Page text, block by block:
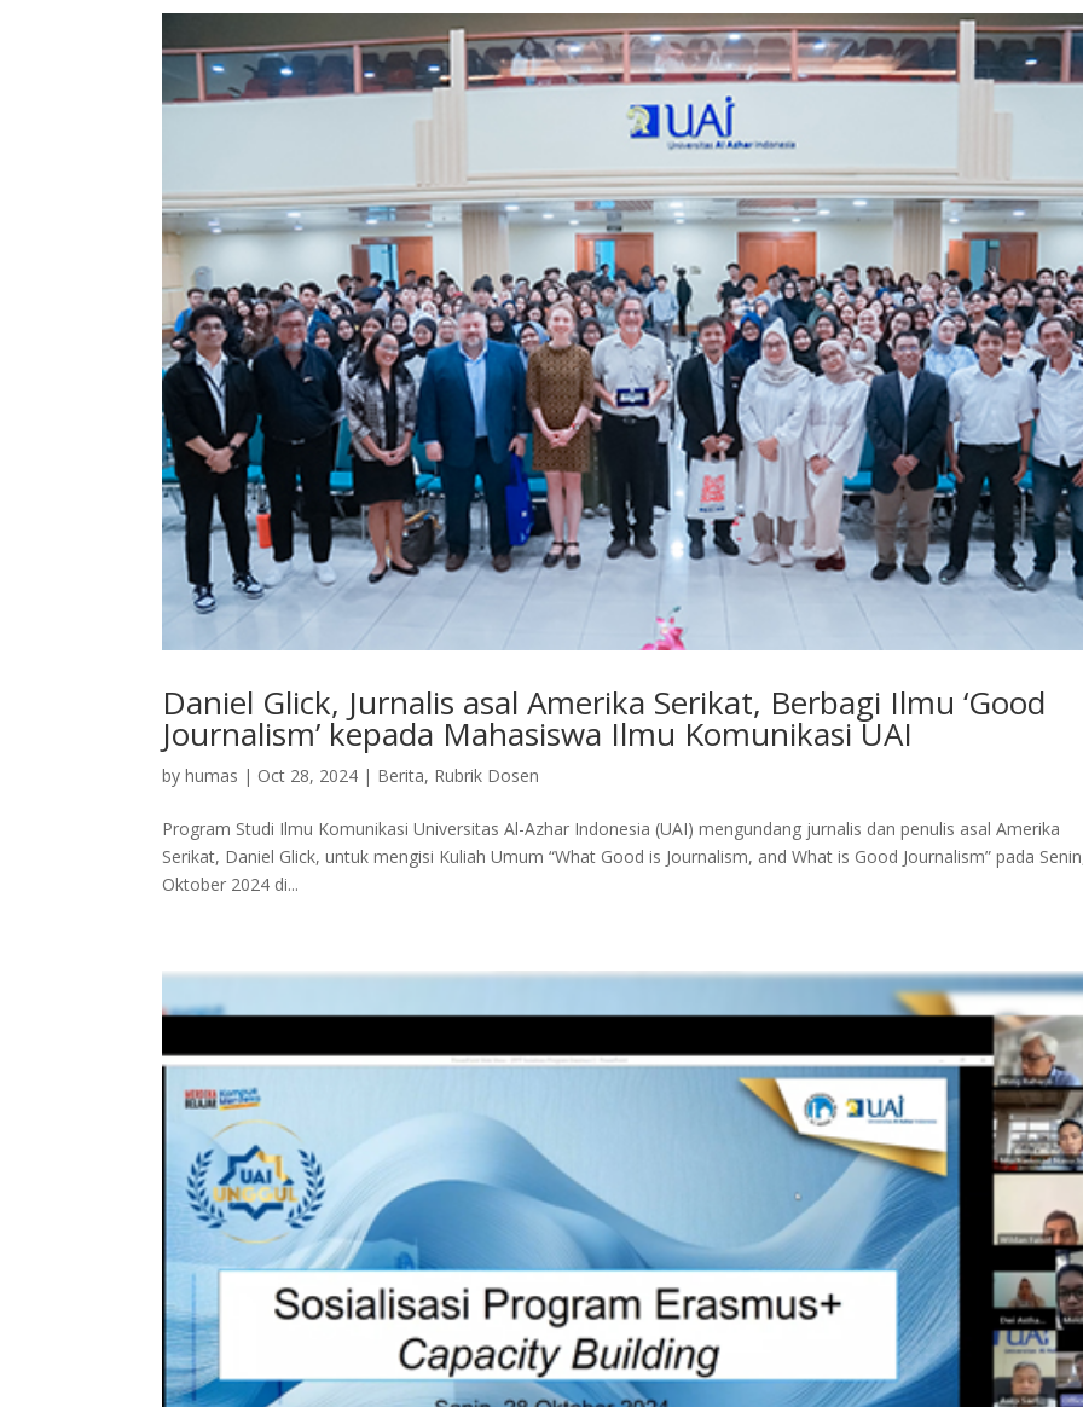
Daniel Glick, Jurnalis asal Amerika Serikat, Berbagi Ilmu ‘Good
Journalism’ kepada Mahasiswa Ilmu Komunikasi UAI
byhumas | Oct 28, 2024 | Berita, Rubrik Dosen
Program Studi Ilmu Komunikasi Universitas Al-Azhar Indonesia (UAI) mengundang jurnalis dan penulis asal Amerika
Serikat, Daniel Glick, untuk mengisi Kuliah Umum “What Good is Journalism, and What is Good Journalism” pada
Oktober 2024 di...